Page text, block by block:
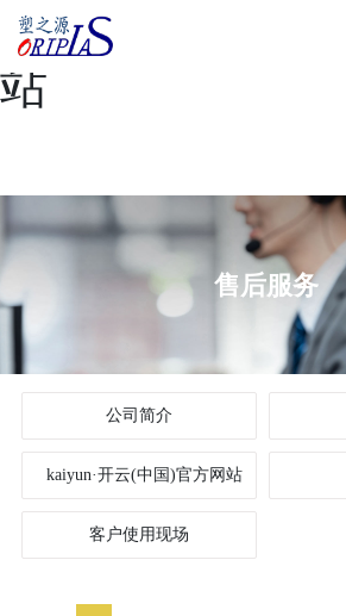
kaiyun·开云(中
站
售后服务
公司简介
kaiyun·开云(中国)官方网站
客户使用现场